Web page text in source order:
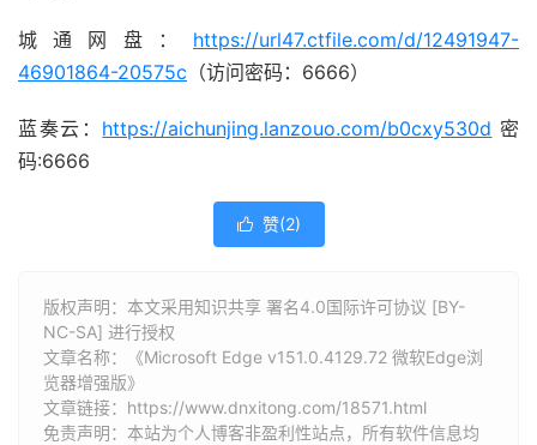
城通网盘： https://url47.ctfile.com/d/12491947-
46901864-20575c （访问密码：6666）
蓝奏云： https://aichunjing.lanzouo.com/b0cxy530d 密
码:6666
 赞(2)
版权声明：本文采用知识共享 署名4.0国际许可协议 [BY-
NC-SA] 进行授权
文章名称：《Microsoft Edge v151.0.4129.72 微软Edge浏
览器增强版》
文章链接： https://www.dnxitong.com/18571.html
免责声明：本站为个人博客非盈利性站点，所有软件信息均